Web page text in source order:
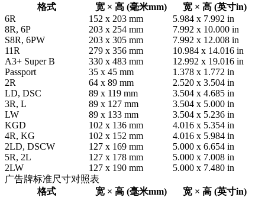
格式
宽 × 高 (毫米mm)
宽 × 高 (英寸in)
6R
152 x 203 mm
5.984 x 7.992 in
8R, 6P
203 x 254 mm
7.992 x 10.000 in
S8R, 6PW
203 x 305 mm
7.992 x 12.008 in
11R
279 x 356 mm
10.984 x 14.016 in
A3+ Super B
330 x 483 mm
12.992 x 19.016 in
Passport
35 x 45 mm
1.378 x 1.772 in
2R
64 x 89 mm
2.520 x 3.504 in
LD, DSC
89 x 119 mm
3.504 x 4.685 in
3R, L
89 x 127 mm
3.504 x 5.000 in
LW
89 x 133 mm
3.504 x 5.236 in
KGD
102 x 136 mm
4.016 x 5.354 in
4R, KG
102 x 152 mm
4.016 x 5.984 in
2LD, DSCW
127 x 169 mm
5.000 x 6.654 in
5R, 2L
127 x 178 mm
5.000 x 7.008 in
2LW
127 x 190 mm
5.000 x 7.480 in
广告牌标准尺寸对照表
格式
宽 × 高 (毫米mm)
宽 × 高 (英寸in)